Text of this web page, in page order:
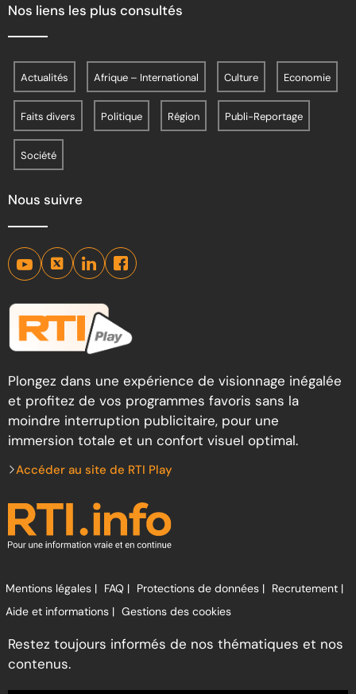
Nos liens les plus consultés
Actualités Afrique – International Culture Economie
Faits divers Politique Région Publi-Reportage
Société
Nous suivre
Plongez dans une expérience de visionnage inégalée
et profitez de vos programmes favoris sans la
moindre interruption publicitaire, pour une
immersion totale et un confort visuel optimal.
Accéder au site de RTI Play
Mentions légales | FAQ | Protections de données | Recrutement |
Aide et informations | Gestions des cookies
Restez toujours informés de nos thématiques et nos
contenus.